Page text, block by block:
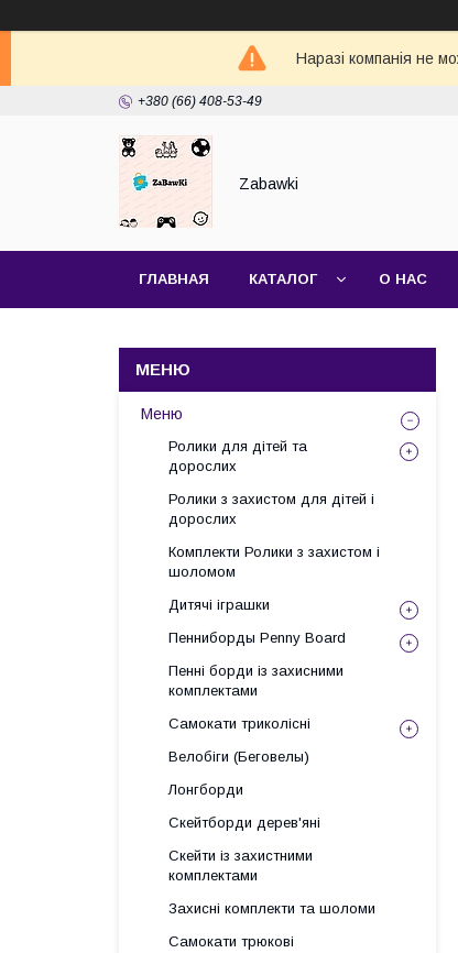
Наразі компанія не
+380 (66) 408-53-49
Zabawki
ГЛАВНАЯ КАТАЛОГ О НАС
Меню
Ролики для дітей та
дорослих
Ролики з захистом для дітей і
дорослих
Комплекти Ролики з захистом і
шоломом
Дитячі іграшки
Пенниборды Penny Board
Пенні борди із захисними
комплектами
Самокати триколісні
Велобіги (Беговелы)
Лонгборди
Скейтборди дерев'яні
Скейти із захистними
комплектами
Захисні комплекти та шоломи
Самокати трюкові